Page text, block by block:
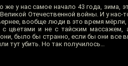
же у нас самое начало 43 года, зима,
Отечественной войны. И у
вообще люди в это время
цветами и не с тайским массажем,
было бы странно, если бы они все
тут убить. Но так получилось…